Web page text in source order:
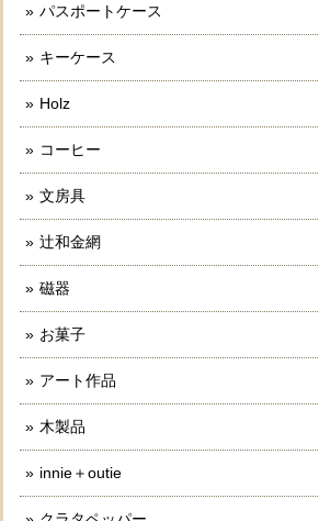
パスポートケース
キーケース
Holz
コーヒー
文房具
辻和金網
磁器
お菓子
アート作品
木製品
innie＋outie